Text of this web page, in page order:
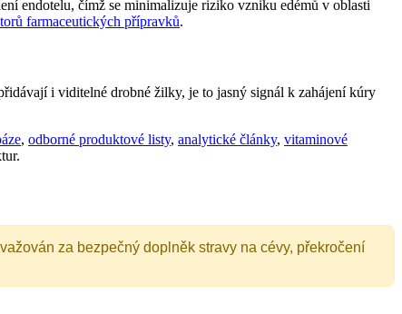
endotelu, čímž se minimalizuje riziko vzniku edémů v oblasti
farmaceutických přípravků.
i viditelné drobné žilky, je to jasný signál k zahájení kúry
, odborné produktové listy, analytické články, vitaminové
za bezpečný doplněk stravy na cévy, překročení